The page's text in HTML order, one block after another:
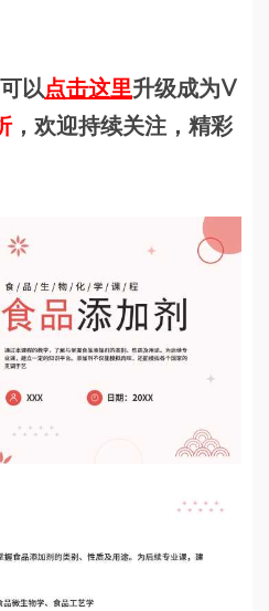
以点击这里升级成为V
，欢迎持续关注，精彩